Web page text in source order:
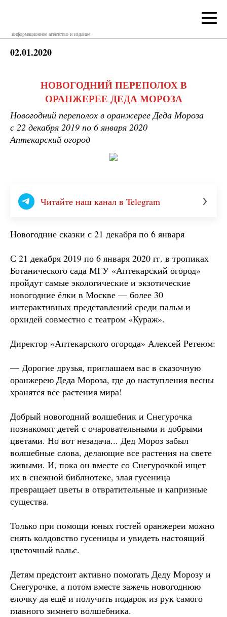
информационное агентство и издание
02.01.2020
НОВОГОДНИЙ ПЕРЕПОЛОХ В
ОРАНЖЕРЕЕ ДЕДА МОРОЗА
Новогодний переполох в оранжерее Деда Мороза
с 22 декабря 2019 по 6 января 2020
Аптекарский огород
Читайте наш канал в Telegram
Новогодние сказки с 21 декабря по 6 января
С 21 декабря 2019 по 6 января 2020 гг. в тропиках
Ботанического сада МГУ «Аптекарский огород»
пройдут самые экологические и экзотические
новогодние ёлки в Москве — более 30
интерактивных представлений среди пальм и
орхидей совместно с театром «Кураж».
Директор «Аптекарского огорода» Алексей Ретеюм:
— Дорогие друзья, приглашаем вас в сказочную
оранжерею Деда Мороза, где до наступления весны
хранятся все растения мира!
Добрый новогодний волшебник и Снегурочка
познакомят детей с очаровательными и добрыми
цветами. Но вот незадача... Дед Мороз забыл
волшебные слова, делающие все растения на свете
живыми. И, пока он вместе со Снегурочкой ищет
их в снежной библиотеке, злая гусеница
превращает цветы в отвратительные и капризные
существа.
Только при помощи юных гостей оранжереи можно
снять колдовство гусеницы и увидеть настоящий
цветочный вальс.
Детям предстоит активно помогать Деду Морозу и
Снегурочке, а потом вместе зажечь новогоднюю
елочку да ещё и получить подарок из рук самого
главного зимнего волшебника.